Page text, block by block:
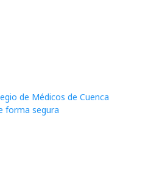
de Médicos de Cuenca
forma segura